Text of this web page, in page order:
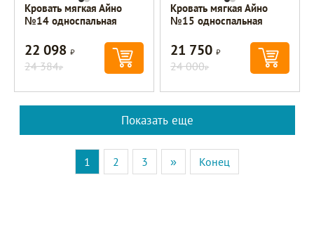
Кровать мягкая Айно
№14 односпальная
22 098Р
24 384Р
Кровать мягкая Айно
№15 односпальная
21 750Р
24 000Р
Показать еще
1 2 3 » Конец